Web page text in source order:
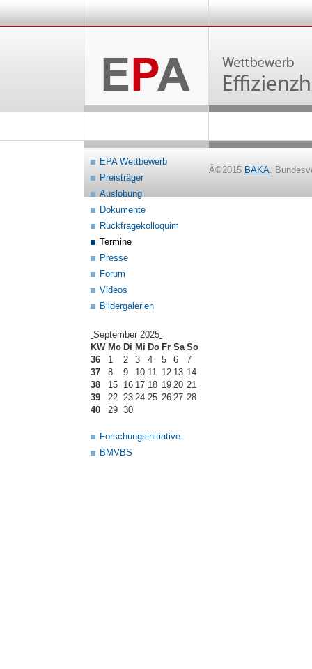
EPA Wettbewerb
Preisträger
Auslobung
Dokumente
Rückfragekolloquim
Termine
Presse
Forum
Videos
Bildergalerien
September 2025
KW Mo Di Mi Do Fr Sa So
36
1 2 3 4 5 6
7
37
8 9 10 11 12 13 14
38
15 16 17 18 19 20 21
39
22 23 24 25 26 27 28
40
29 30
Forschungsinitiative
BMVBS
Â©2015 BAKA,